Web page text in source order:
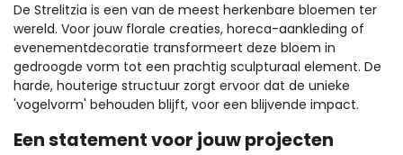
De Strelitzia is een van de meest herkenbare bloemen ter
wereld. Voor jouw florale creaties, horeca-aankleding of
evenementdecoratie transformeert deze bloem in
gedroogde vorm tot een prachtig sculpturaal element. De
harde, houterige structuur zorgt ervoor dat de unieke
'vogelvorm' behouden blijft, voor een blijvende impact.
Een statement voor jouw projecten